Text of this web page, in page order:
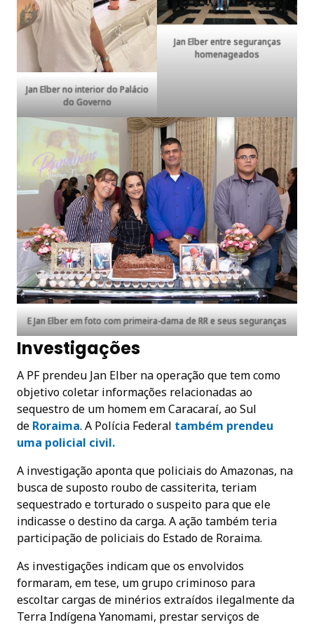
Jan Elber no interior do Palácio
do Governo
Jan Elber entre seguranças
homenageados
E Jan Elber em foto com primeira-dama de RR e seus seguranças
Investigações
A PF prendeu Jan Elber na operação que tem como
objetivo coletar informações relacionadas ao
sequestro de um homem em Caracaraí, ao Sul
de Roraima. A Polícia Federal também prendeu
uma policial civil.
A investigação aponta que policiais do Amazonas, na
busca de suposto roubo de cassiterita, teriam
sequestrado e torturado o suspeito para que ele
indicasse o destino da carga. A ação também teria
participação de policiais do Estado de Roraima.
As investigações indicam que os envolvidos
formaram, em tese, um grupo criminoso para
escoltar cargas de minérios extraídos ilegalmente da
Terra Indígena Yanomami, prestar serviços de